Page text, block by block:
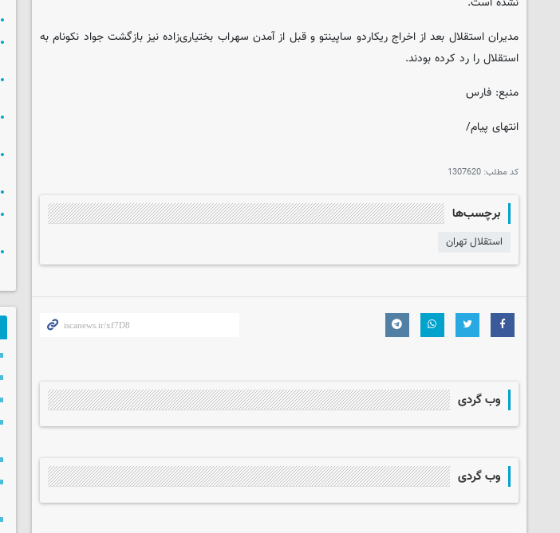
مدیران استقلال بعد از اخراج ریکاردو ساپینتو و قبل از آمدن سهراب بختیاری‌زاده نیز بازگشت جواد نکونام به
استقلال را رد کرده بودند.
منبع: فارس
انتهای پیام/
کد مطلب: 1307620
برچسب‌ها
استقلال تهران
وب گردی
وب گردی